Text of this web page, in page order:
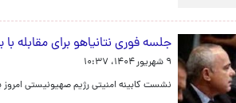
جلسه فوری نتانیاهو برای مقابله
۹ شهریور ۱۴۰۴، ۱۰:۳۷
نشست کابینه امنیتی رژیم صهیونیستی امروز